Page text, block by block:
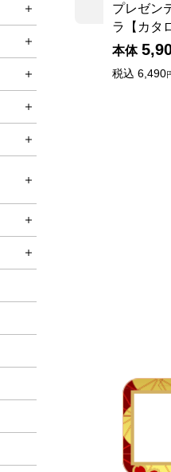
プレゼン
ラ【カタ
本体
税込 6,490
詳細を開く
詳細を開く
詳細を開く
詳細を開く
詳細を開く
詳細を開く
詳細を開く
詳細を開く